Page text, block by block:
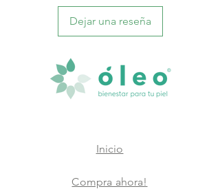
Dejar una reseña
Inicio
Compra ahora!